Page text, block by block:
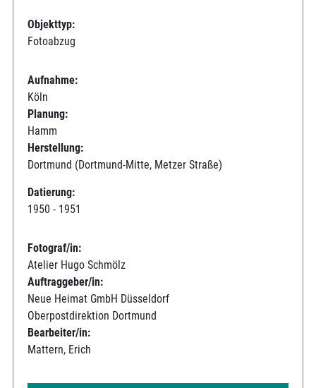
Objekttyp:
Fotoabzug
Aufnahme:
Köln
Planung:
Hamm
Herstellung:
Dortmund (Dortmund-Mitte, Metzer Straße)
Datierung:
1950 - 1951
Fotograf/in:
Atelier Hugo Schmölz
Auftraggeber/in:
Neue Heimat GmbH Düsseldorf
Oberpostdirektion Dortmund
Bearbeiter/in:
Mattern, Erich